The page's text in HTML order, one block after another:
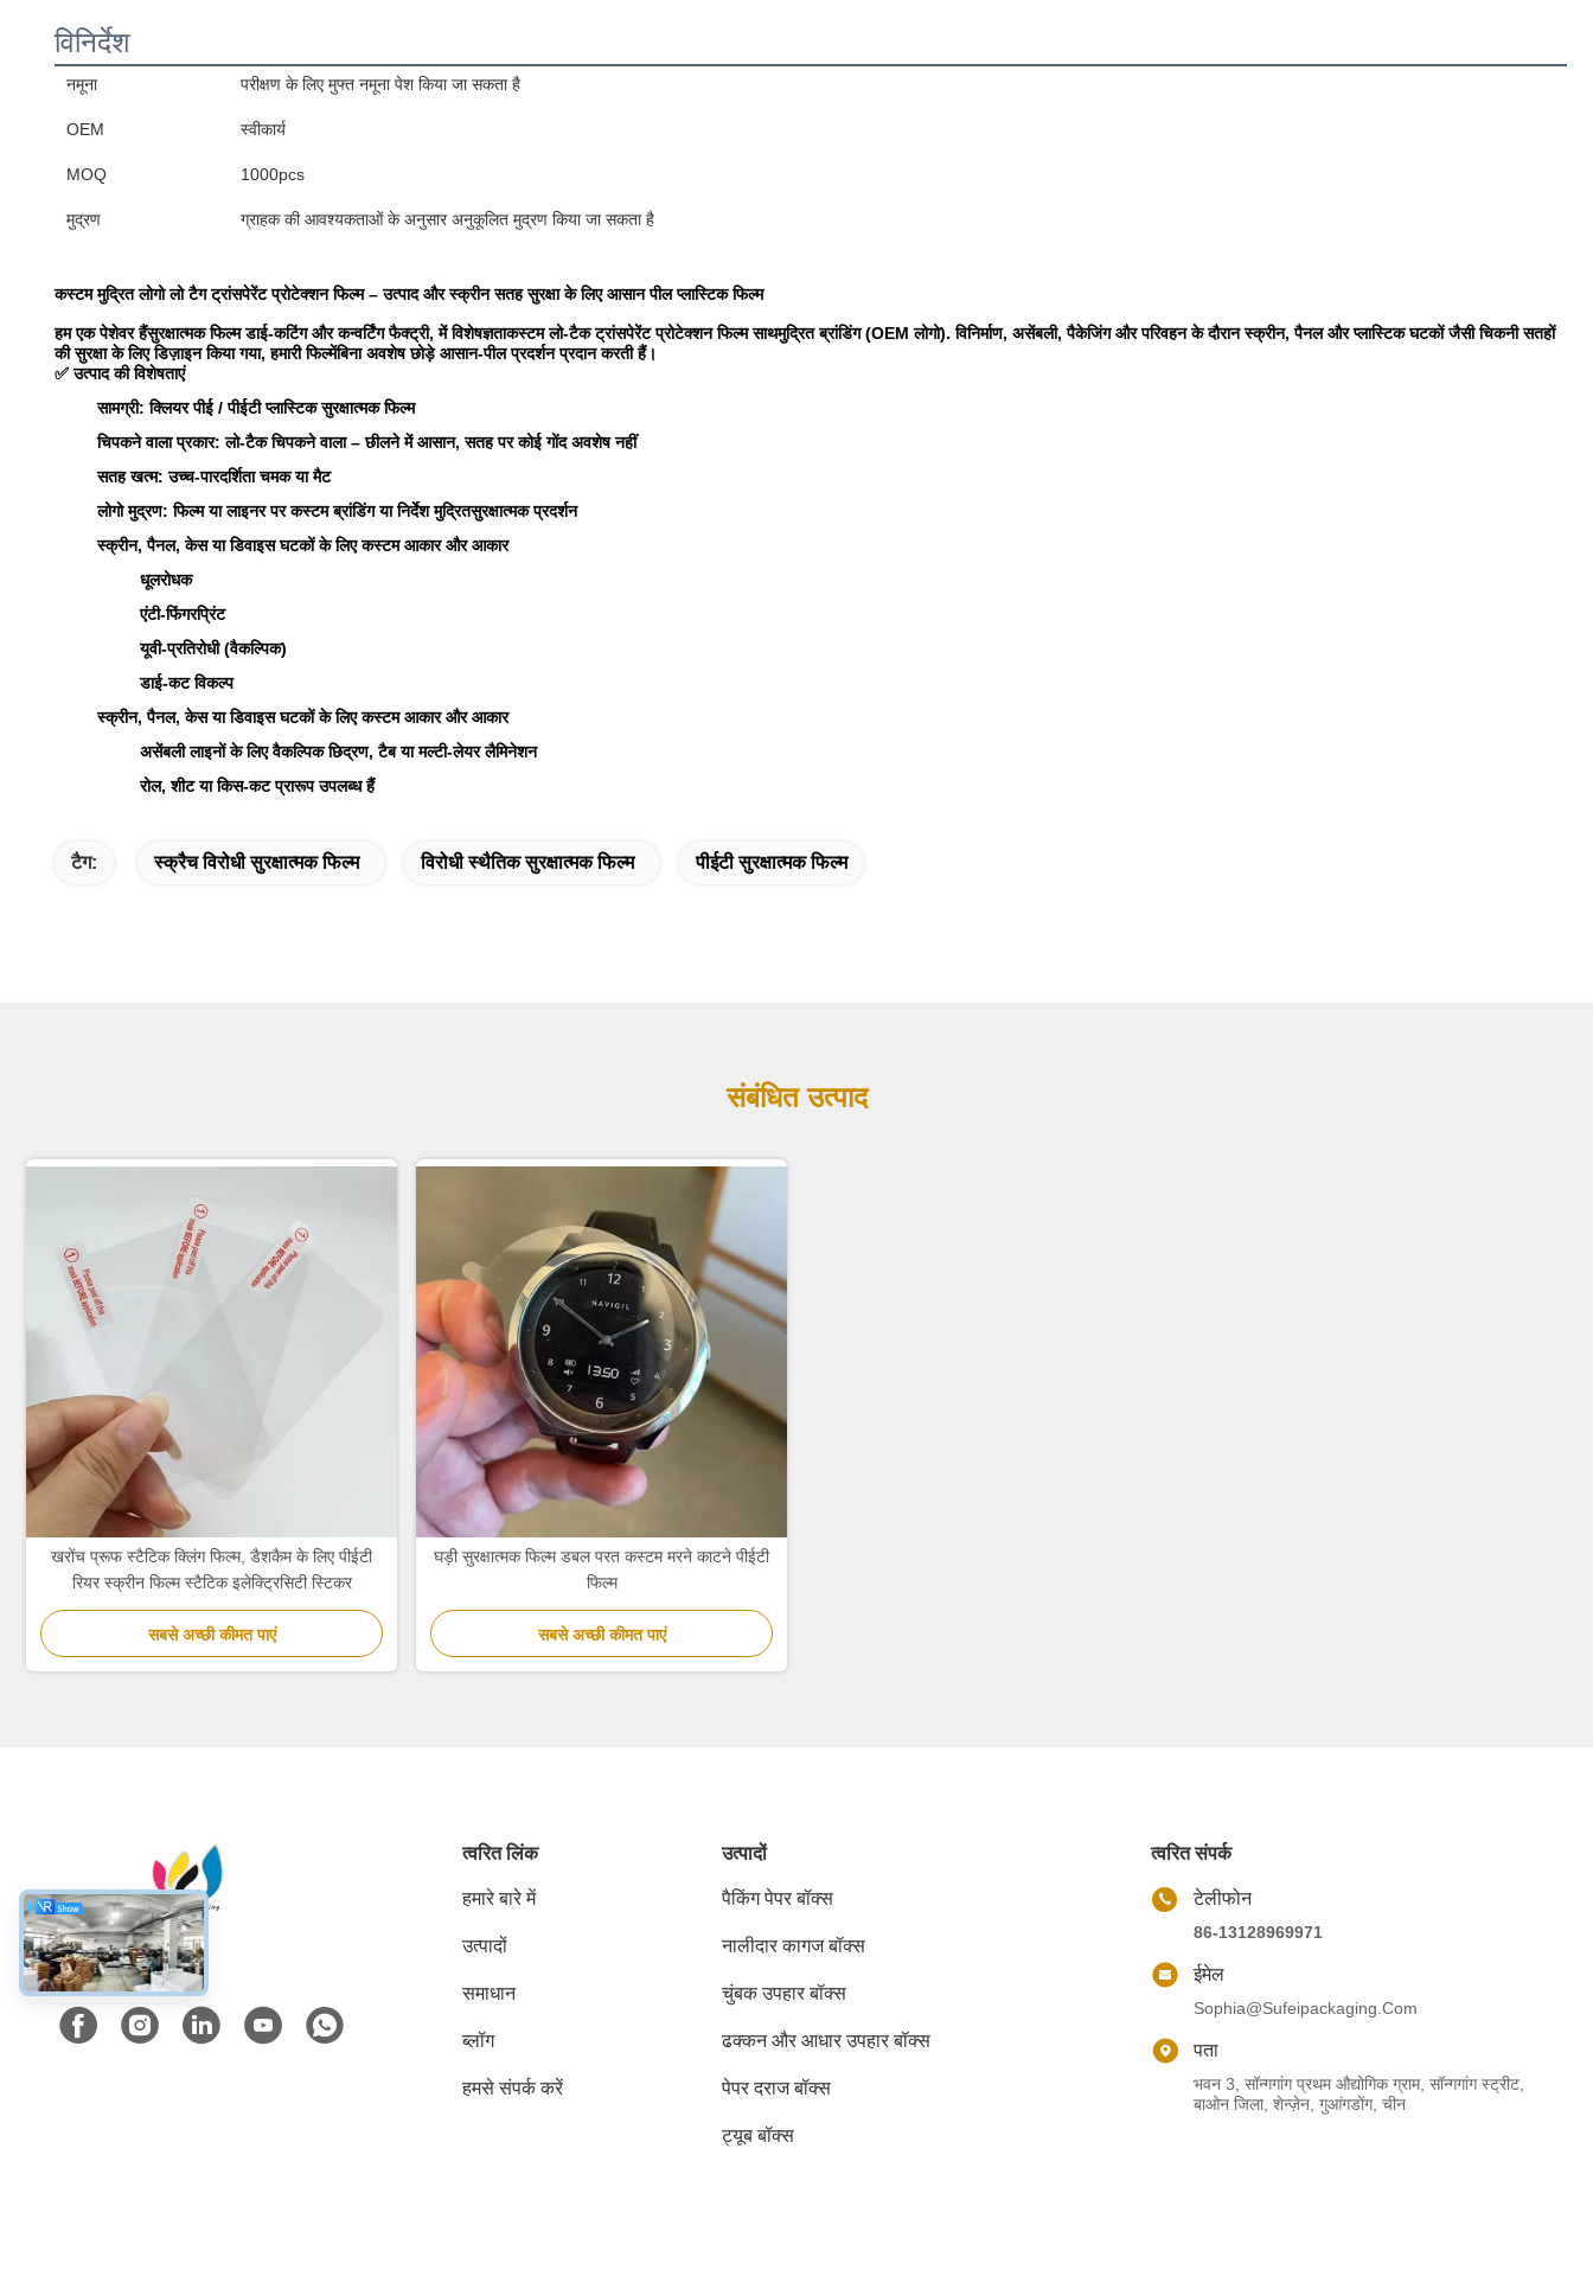
विनिर्देश
नमूना परीक्षण के लिए मुफ्त नमूना पेश किया जा सकता है
OEM स्वीकार्य
MOQ 1000pcs
मुद्रण ग्राहक की आवश्यकताओं के अनुसार अनुकूलित मुद्रण किया जा सकता है
कस्टम मुद्रित लोगो लो टैग ट्रांसपेरेंट प्रोटेक्शन फिल्म – उत्पाद और स्क्रीन सतह सुरक्षा के लिए आसान पील प्लास्टिक फिल्म
हम एक पेशेवर हैंसुरक्षात्मक फिल्म डाई-कटिंग और कन्वर्टिंग फैक्ट्री, में विशेषज्ञताकस्टम लो-टैक ट्रांसपेरेंट प्रोटेक्शन फिल्म साथमुद्रित ब्रांडिंग (OEM लोगो). विनिर्माण, असेंबली, पैकेजिंग और परिवहन के दौरान स्क्रीन, पैनल और प्लास्टिक घटकों जैसी चिकनी सतहों
की सुरक्षा के लिए डिज़ाइन किया गया, हमारी फिल्मेंबिना अवशेष छोड़े आसान-पील प्रदर्शन प्रदान करती हैं।
✅उत्पाद की विशेषताएं
सामग्री: क्लियर पीई / पीईटी प्लास्टिक सुरक्षात्मक फिल्म
चिपकने वाला प्रकार:लो-टैक चिपकने वाला – छीलने में आसान, सतह पर कोई गोंद अवशेष नहीं
सतह खत्म: उच्च-पारदर्शिता चमक या मैट
लोगो मुद्रण:फिल्म या लाइनर पर कस्टम ब्रांडिंग या निर्देश मुद्रितसुरक्षात्मक प्रदर्शन
स्क्रीन, पैनल, केस या डिवाइस घटकों के लिए कस्टम आकार और आकार
धूलरोधक
एंटी-फिंगरप्रिंट
यूवी-प्रतिरोधी (वैकल्पिक)
डाई-कट विकल्प
स्क्रीन, पैनल, केस या डिवाइस घटकों के लिए कस्टम आकार और आकार
असेंबली लाइनों के लिए वैकल्पिक छिद्रण, टैब या मल्टी-लेयर लैमिनेशन
रोल, शीट या किस-कट प्रारूप उपलब्ध हैं
टैग: स्क्रैच विरोधी सुरक्षात्मक फिल्म विरोधी स्थैतिक सुरक्षात्मक फिल्म पीईटी सुरक्षात्मक फिल्म
संबंधित उत्पाद
खरोंच प्रूफ स्टैटिक क्लिंग फिल्म, डैशकैम के लिए पीईटी
रियर स्क्रीन फिल्म स्टैटिक इलेक्ट्रिसिटी स्टिकर
सबसे अच्छी कीमत पाएं
घड़ी सुरक्षात्मक फिल्म डबल परत कस्टम मरने काटने पीईटी
फिल्म
सबसे अच्छी कीमत पाएं
सोशल मीडिया
त्वरित लिंक
हमारे बारे में
उत्पादों
समाधान
ब्लॉग
हमसे संपर्क करें
उत्पादों
पैकिंग पेपर बॉक्स
नालीदार कागज बॉक्स
चुंबक उपहार बॉक्स
ढक्कन और आधार उपहार बॉक्स
पेपर दराज बॉक्स
ट्यूब बॉक्स
त्वरित संपर्क
टेलीफोन
86-13128969971
ईमेल
Sophia@sufeipackaging.com
पता
भवन 3, सॉन्गगांग प्रथम औद्योगिक ग्राम, सॉन्गगांग स्ट्रीट,
बाओन जिला, शेन्ज़ेन, गुआंगडोंग, चीन